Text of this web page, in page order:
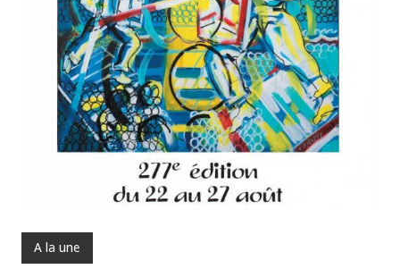
A la une